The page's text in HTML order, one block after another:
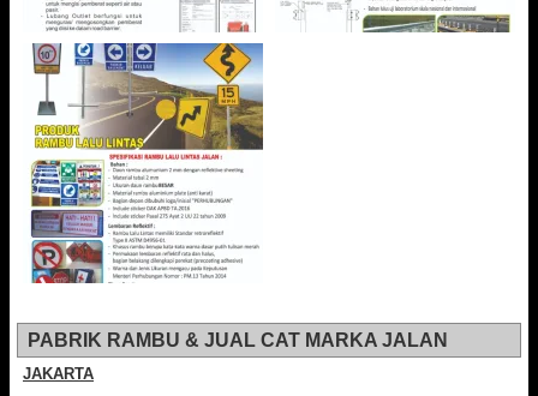
PABRIK RAMBU & JUAL CAT MARKA JALAN
JAKARTA